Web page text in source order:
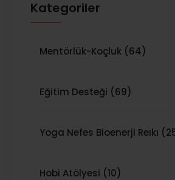
Kategoriler
Mentörlük-Koçluk (64)
Eğitim Desteği (69)
Yoga Nefes Bioenerji Reıkı
Hobi Atölyesi (10)